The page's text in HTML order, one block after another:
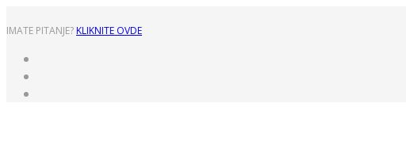
IMATE PITANJE? KLIKNITE OVDE